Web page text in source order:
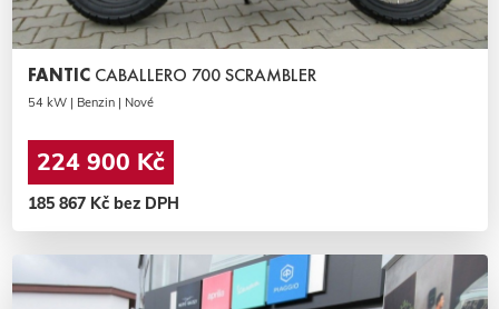
FANTIC CABALLERO 700 SCRAMBLER
54 kW | Benzin | Nové
224 900 Kč
185 867 Kč bez DPH